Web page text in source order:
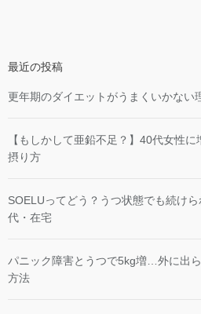
最近の投稿
更年期のダイエットがうまくいかない
【もしかして亜鉛不足？】40代女性
摂り方
SOELUってどう？うつ状態でも続け
代・在宅
パニック障害とうつで5kg増…外に出
方法